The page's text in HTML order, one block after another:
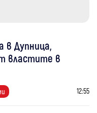
в Дупница,
властите в
12:55